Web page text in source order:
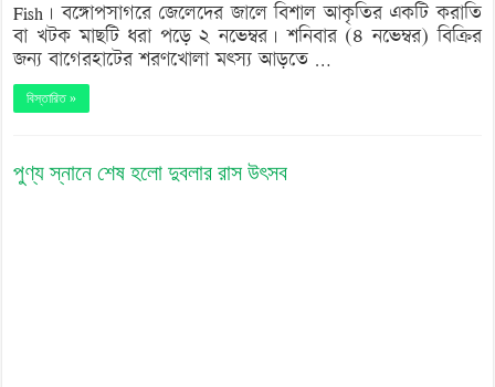
Fish। বঙ্গোপসাগরে জেলেদের জালে বিশাল আকৃতির একটি করাতি
বা খটক মাছটি ধরা পড়ে ২ নভেম্বর। শনিবার (৪ নভেম্বর) বিক্রির
জন্য বাগেরহাটের শরণখোলা মৎস্য আড়তে …
বিস্তারিত »
পুণ্য স্নানে শেষ হলো দুবলার রাস উৎসব